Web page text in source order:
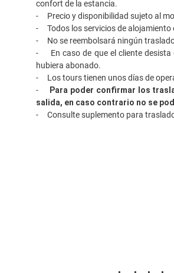
confort de la estancia.
- Precio y disponibilidad sujeto al
- Todos los servicios de alojamiento
- No se reembolsará ningún
- En caso de que el cliente desista
hubiera abonado.
- Los tours tienen unos días de
-
Para poder confirmar los
salida, en caso contrario no se
- Consulte suplemento para